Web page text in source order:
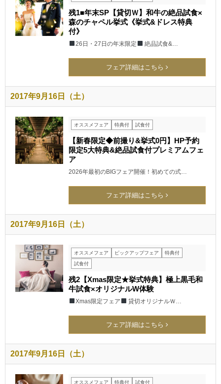
残1■年末SP【貸切Ｗ】和牛の絶品試食×
森のチャペル挙式《挙式&ドレス特典
付》
26日・27日の年末限定 絶品試食&…
フェア詳細はこちら
2017年9月16日（土）
オススメフェア 特典付 試食付
【新春限定◆前撮り&挙式0円】HP予約
限定5大特典&絶品試食付プレミアムフェ
ア
2026年最初のBIGフェア開催！初めての式…
フェア詳細はこちら
2017年9月16日（土）
オススメフェア ピックアップフェア
特典付
試食付
残2【Xmas限定★挙式特典】極上黒毛和
牛試食×オリジナルW体験
Xmas限定フェア 貸切オリジナルＷ…
フェア詳細はこちら
2017年9月16日（土）
オススメフェア 特典付 試食付